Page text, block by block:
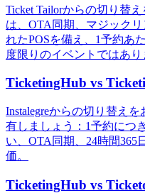
Ticket Tailorからの切り替
は、OTA同期、マジック
れたPOSを備え、1予約あ
度限りのイベントではあり
TicketingHub vs
Instalegreからの切り替え
有しましょう：1予約につ
い、OTA同期、24時間365
価。
TicketingHub vs